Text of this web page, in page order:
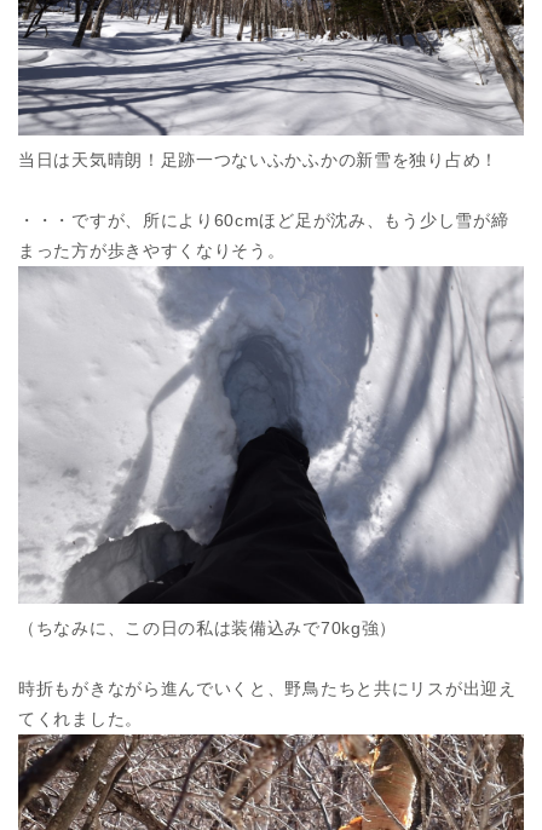
当日は天気晴朗！足跡一つないふかふかの新雪を独り占め！
・・・ですが、所により60cmほど足が沈み、もう少し雪が締
まった方が歩きやすくなりそう。
（ちなみに、この日の私は装備込みで70kg強）
時折もがきながら進んでいくと、野鳥たちと共にリスが出迎え
てくれました。